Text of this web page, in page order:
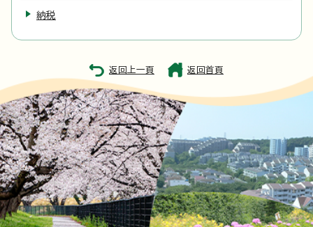
納税
返回上一頁 返回首頁